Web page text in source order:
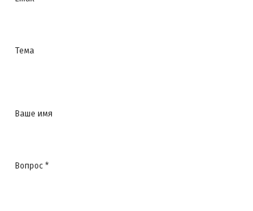
Тема
Ваше имя
Вопрос *